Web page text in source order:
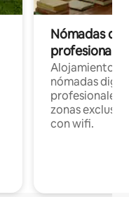
Nómadas
Alojamientos
nómadas
profesionales
zonas
con wifi.